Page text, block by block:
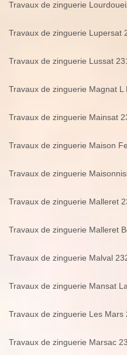
Travaux de zinguerie
Travaux de zinguerie Lupersat
Travaux de zinguerie Lussat
Travaux de zinguerie Magnat L
Travaux de zinguerie Mainsat
Travaux de zinguerie Maison
Travaux de zinguerie
Travaux de zinguerie Malleret
Travaux de zinguerie Malleret
Travaux de zinguerie Malval
Travaux de zinguerie Mansat
Travaux de zinguerie Les Mars
Travaux de zinguerie Marsac